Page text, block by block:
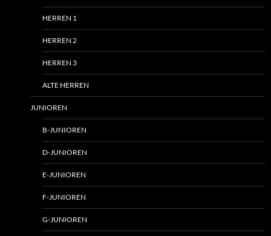
HERREN 1
HERREN 2
HERREN 3
ALTE HERREN
JUNIOREN
B-JUNIOREN
D-JUNIOREN
E-JUNIOREN
F-JUNIOREN
G-JUNIOREN